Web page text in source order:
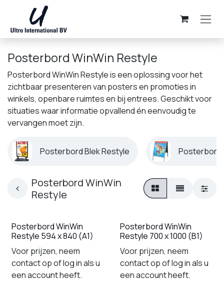
Overslaan naar inhoud
Posterbord WinWin Restyle
Posterbord WinWin Restyle is een oplossing voor het
zichtbaar presenteren van posters en promoties in
winkels, openbare ruimtes en bij entrees. Geschikt voor
situaties waar informatie opvallend én eenvoudig te
vervangen moet zijn.
Posterbord Blek Restyle Posterbord
Posterbord WinWin
Restyle
Posterbord WinWin
Restyle 594 x 840 (A1)
Voor prijzen, neem
contact op of log in als u
een account heeft.
Posterbord WinWin
Restyle 700 x 1000 (B1)
Voor prijzen, neem
contact op of log in als u
een account heeft.